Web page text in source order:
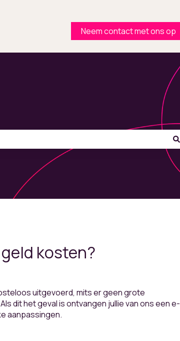
Neem contact met ons op
geld kosten?
uitgevoerd, mits er geen grote
dit het geval is ontvangen jullie van ons een e-
aanpassingen.